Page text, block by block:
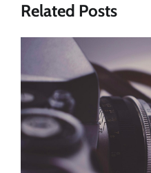
Related Posts